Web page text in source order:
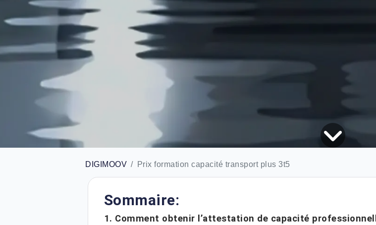
DIGIMOOV Prix formation capacité transport plus 3t5
Sommaire:
1. Comment obtenir l’attestation de capacité